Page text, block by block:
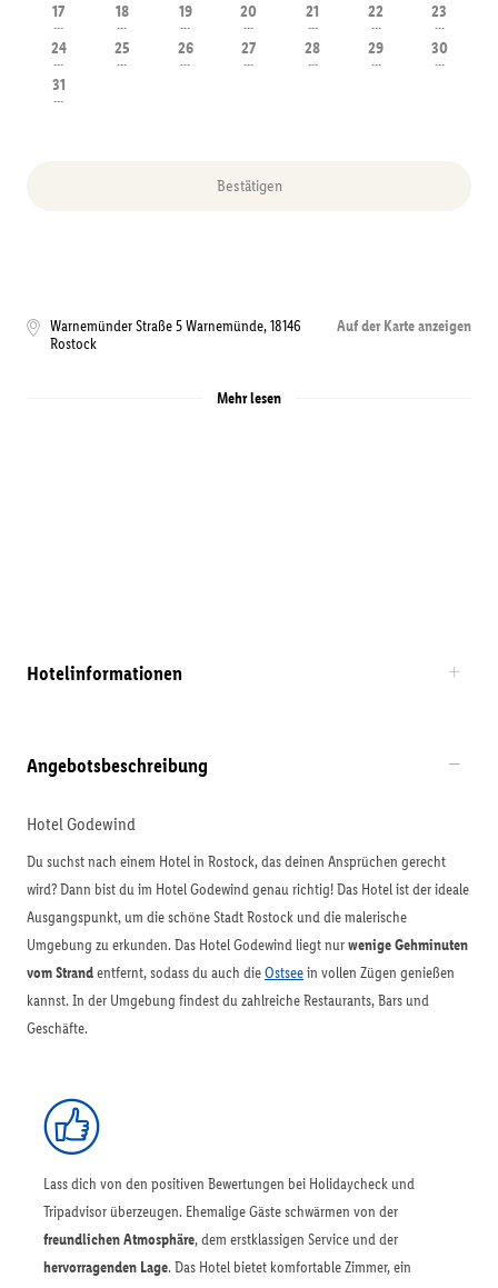
17
---
18
---
19
---
20
---
21
---
22
---
23
---
24
---
25
---
26
---
27
---
28
---
29
---
30
---
31
---
Bestätigen
Warnemünder Straße 5 Warnemünde,18146
Rostock
Auf der Karte anzeigen
Mehr lesen
Hotelinformationen
Angebotsbeschreibung
Hotel Godewind
Du suchst nach einem Hotel in Rostock, das deinen Ansprüchen gerecht
wird? Dann bist du im Hotel Godewind genau richtig! Das Hotel ist der ideale
Ausgangspunkt, um die schöne Stadt Rostock und die malerische
Umgebung zu erkunden. Das Hotel Godewind liegt nurwenige Gehminuten
vom Strandentfernt, sodass du auch dieOstseein vollen Zügen genießen
kannst. In der Umgebung findest du zahlreiche Restaurants, Bars und
Geschäfte.
Lass dich von den positiven Bewertungen bei Holidaycheck und
Tripadvisor überzeugen. Ehemalige Gäste schwärmen von der
freundlichen Atmosphäre, dem erstklassigen Service und der
hervorragenden Lage. Das Hotel bietet komfortable Zimmer, ein